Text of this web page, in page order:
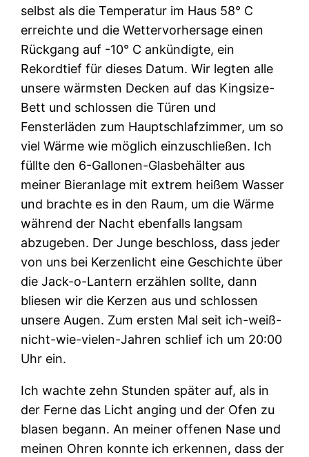
selbst als die Temperatur im Haus 58° C
erreichte und die Wettervorhersage einen
Rückgang auf -10° C ankündigte, ein
Rekordtief für dieses Datum. Wir legten alle
unsere wärmsten Decken auf das Kingsize-
Bett und schlossen die Türen und
Fensterläden zum Hauptschlafzimmer, um so
viel Wärme wie möglich einzuschließen. Ich
füllte den 6-Gallonen-Glasbehälter aus
meiner Bieranlage mit extrem heißem Wasser
und brachte es in den Raum, um die Wärme
während der Nacht ebenfalls langsam
abzugeben. Der Junge beschloss, dass jeder
von uns bei Kerzenlicht eine Geschichte über
die Jack-o-Lantern erzählen sollte, dann
bliesen wir die Kerzen aus und schlossen
unsere Augen. Zum ersten Mal seit ich-weiß-
nicht-wie-vielen-Jahren schlief ich um 20:00
Uhr ein.
Ich wachte zehn Stunden später auf, als in
der Ferne das Licht anging und der Ofen zu
blasen begann. An meiner offenen Nase und
meinen Ohren konnte ich erkennen, dass der